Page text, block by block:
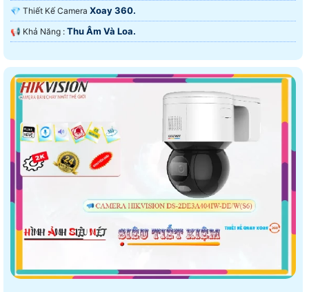
💎 Thiết Kế Camera Xoay 360.
️📢 Khả Năng : Thu Âm Và Loa.